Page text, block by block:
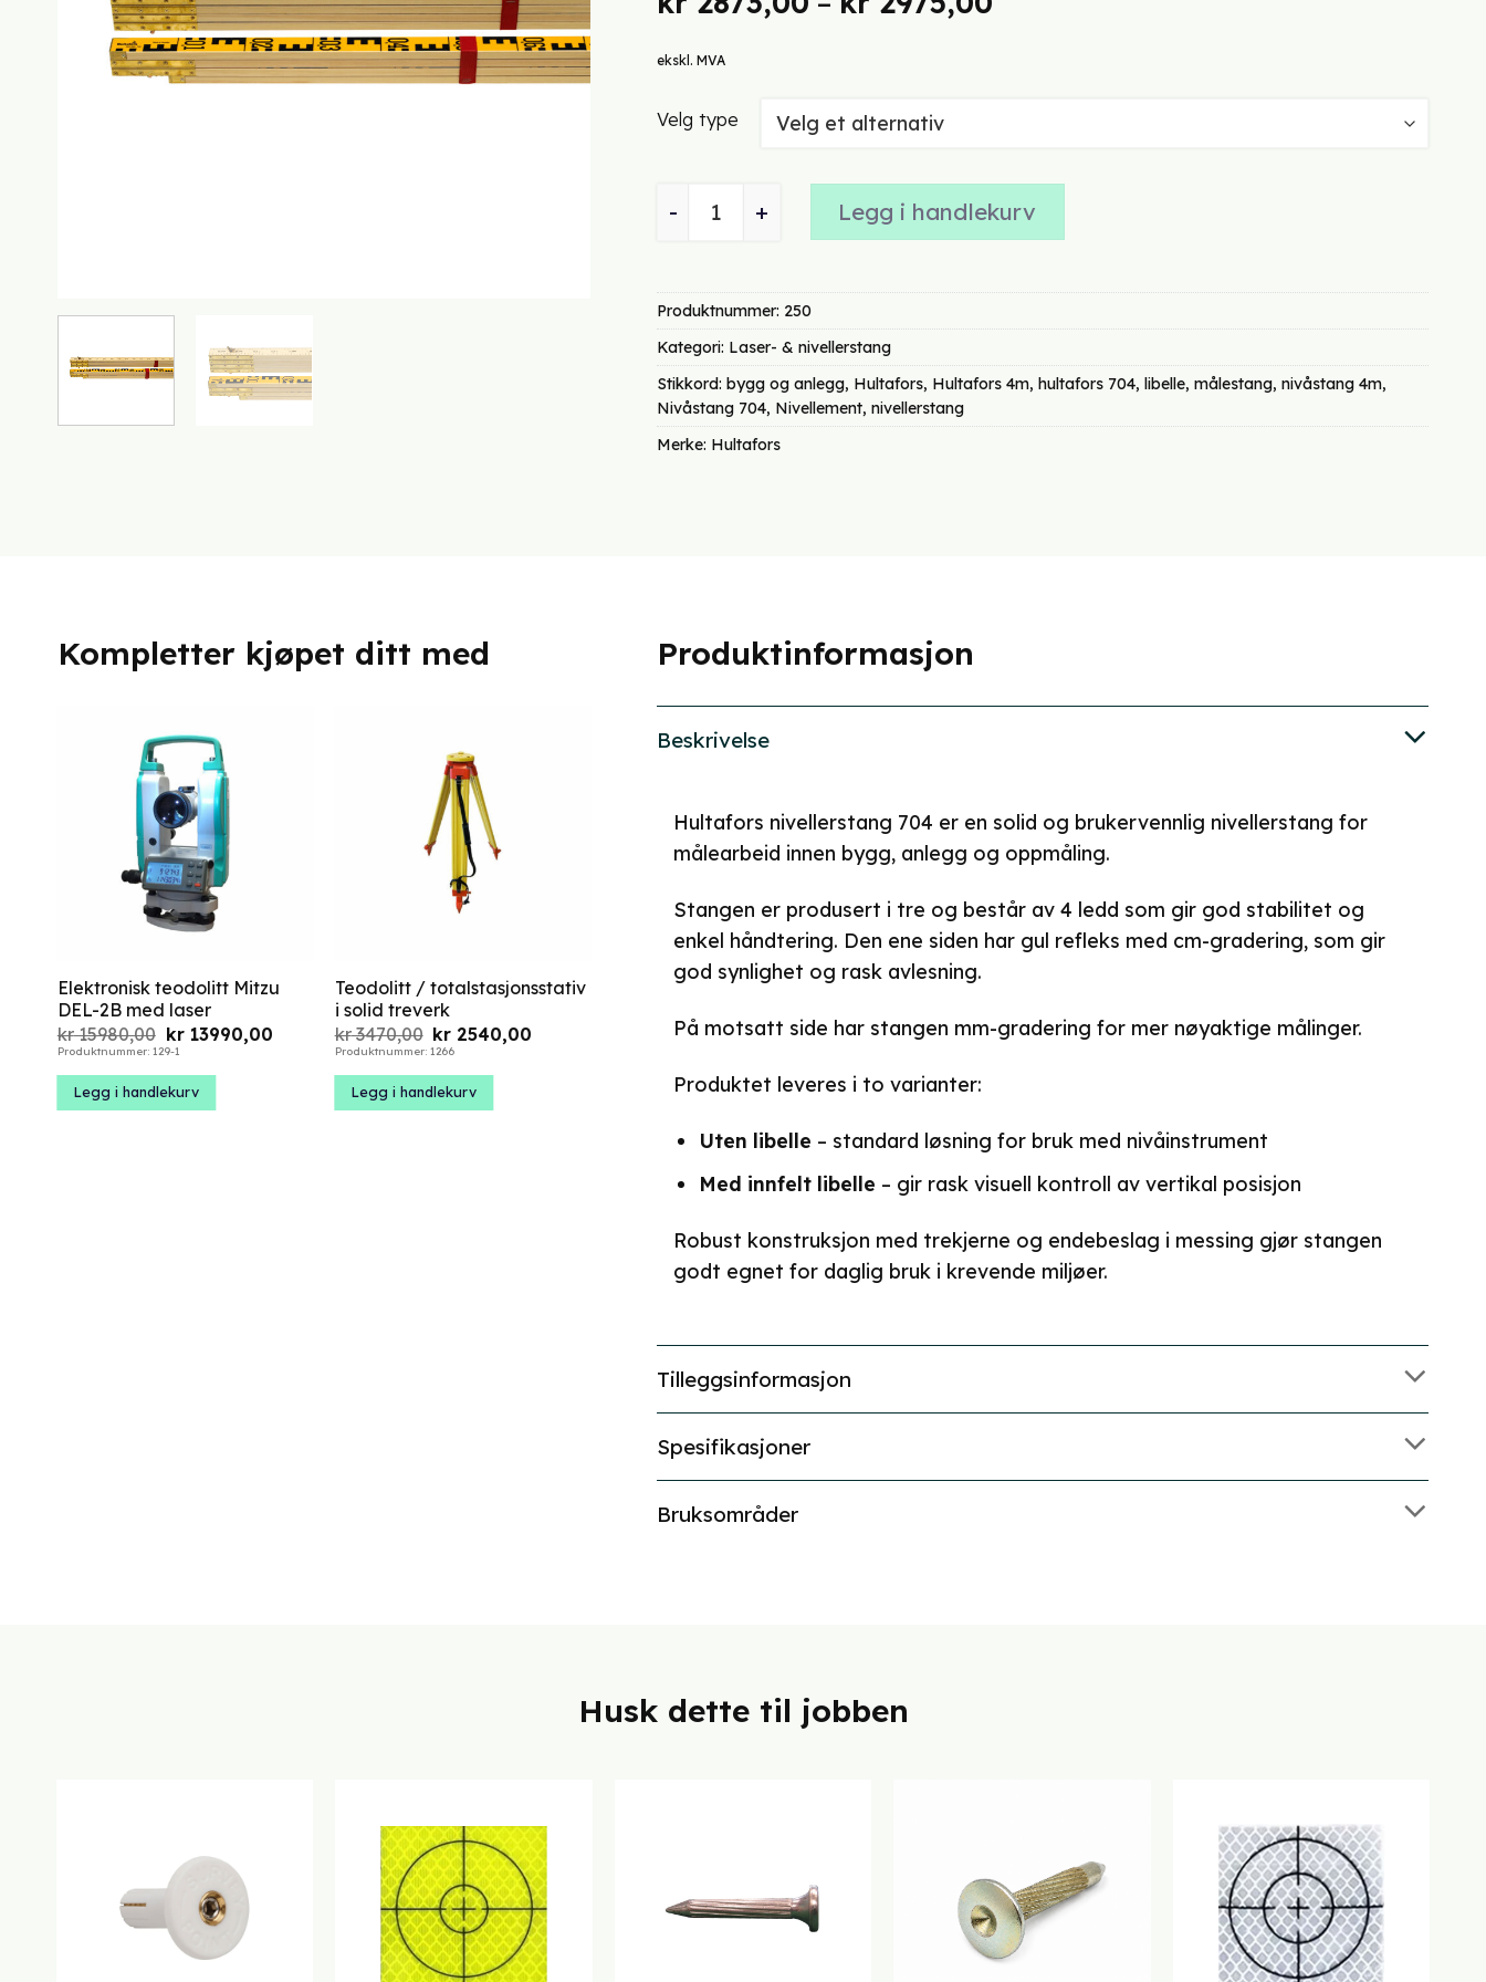
ekskl. MVA
Velg type
Nivellerstang 4 m 4-delt – Hultafors 704 (med/uten libelle) antall
Legg i handlekurv
Produktnummer: 250
Kategori: Laser- & nivellerstang
Stikkord: bygg og anlegg, Hultafors, Hultafors 4m, hultafors 704, libelle, målestang, nivåstang 4m,
Nivåstang 704, Nivellement, nivellerstang
Merke: Hultafors
Kompletter kjøpet ditt med
Elektronisk teodolitt Mitzu
DEL-2B med laser
kr15980,00 Opprinnelig
pris
kr 15980,00.
kr13990,00Nåværende
kr 13990,00.
Produktnummer: 129-1
Legg i handlekurv
Teodolitt / totalstasjonsstativ
i solid treverk
kr3470,00 Opprinnelig
pris
kr 3470,00.
kr 2540,00
Produktnummer: 1266
Legg i handlekurv
Produktinformasjon
Beskrivelse
Hultafors nivellerstang 704 er en solid og brukervennlig nivellerstang for
målearbeid innen bygg, anlegg og oppmåling.
Stangen er produsert i tre og består av 4 ledd som gir god stabilitet og
enkel håndtering. Den ene siden har gul refleks med cm-gradering, som gir
god synlighet og rask avlesning.
På motsatt side har stangen mm-gradering for mer nøyaktige målinger.
Produktet leveres i to varianter:
Uten libelle – standard løsning for bruk med nivåinstrument
Med innfelt libelle – gir rask visuell kontroll av vertikal posisjon
Robust konstruksjon med trekjerne og endebeslag i messing gjør stangen
godt egnet for daglig bruk i krevende miljøer.
Tilleggsinformasjon
Spesifikasjoner
Bruksområder
Husk dette til jobben